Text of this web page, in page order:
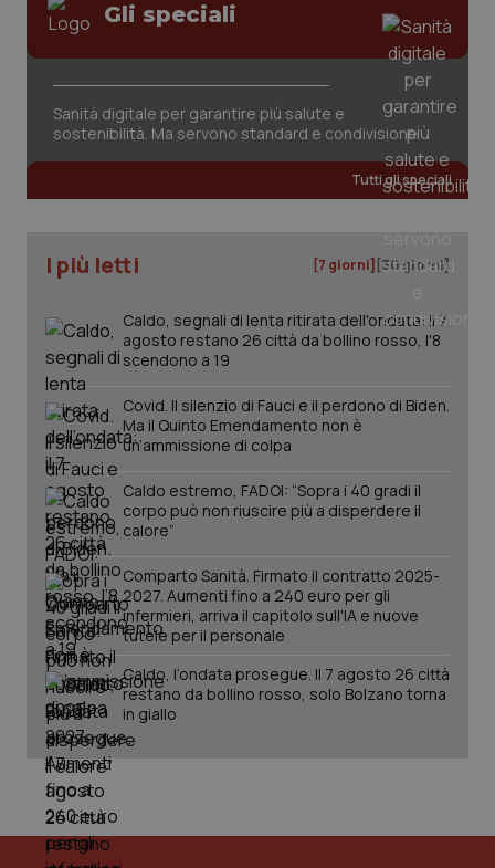
Gli speciali
Sanità digitale per garantire più salute e
sostenibilità. Ma servono standard e condivisione
Tutti gli speciali
I più letti [7 giorni] [30 giorni]
Caldo, segnali di lenta ritirata dell'ondata: il 7
agosto restano 26 città da bollino rosso, l'8
scendono a 19
Covid. Il silenzio di Fauci e il perdono di Biden.
Ma il Quinto Emendamento non è
un’ammissione di colpa
Caldo estremo, FADOI: “Sopra i 40 gradi il
corpo può non riuscire più a disperdere il
calore”
Comparto Sanità. Firmato il contratto 2025-
2027. Aumenti fino a 240 euro per gli
infermieri, arriva il capitolo sull'IA e nuove
tutele per il personale
Caldo, l’ondata prosegue. Il 7 agosto 26 città
restano da bollino rosso, solo Bolzano torna
in giallo
tracking-enable
www.quotidianosanita.it
_ga
Google LLC